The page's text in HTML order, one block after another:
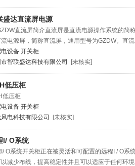
盛达直流屏电源
直流屏简介直流屏是直流电源操作系统的简
电源屏，简称直流屏，通用型号为GZDW。直
设备 开关柜
智联盛达科技有限公司
[未核实]
低压柜
低压柜
设备 开关柜
电科技有限公司
[未核实]
I/ O系统
O系统开关柜正在被灵活和可配置的远程I / O系
减少布线，提高稳定性并且可以适应于任何环